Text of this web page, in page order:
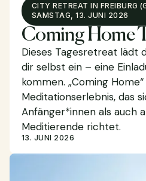
CITY RETREAT IN FREIBURG
SAMSTAG, 13. JUNI 2026
Coming Home
Dieses Tagesretreat lädt
dir selbst ein – eine
kommen. „Coming
Meditationserlebnis, das
Anfänger*innen als auch
Meditierende richtet.
13. JUNI 2026